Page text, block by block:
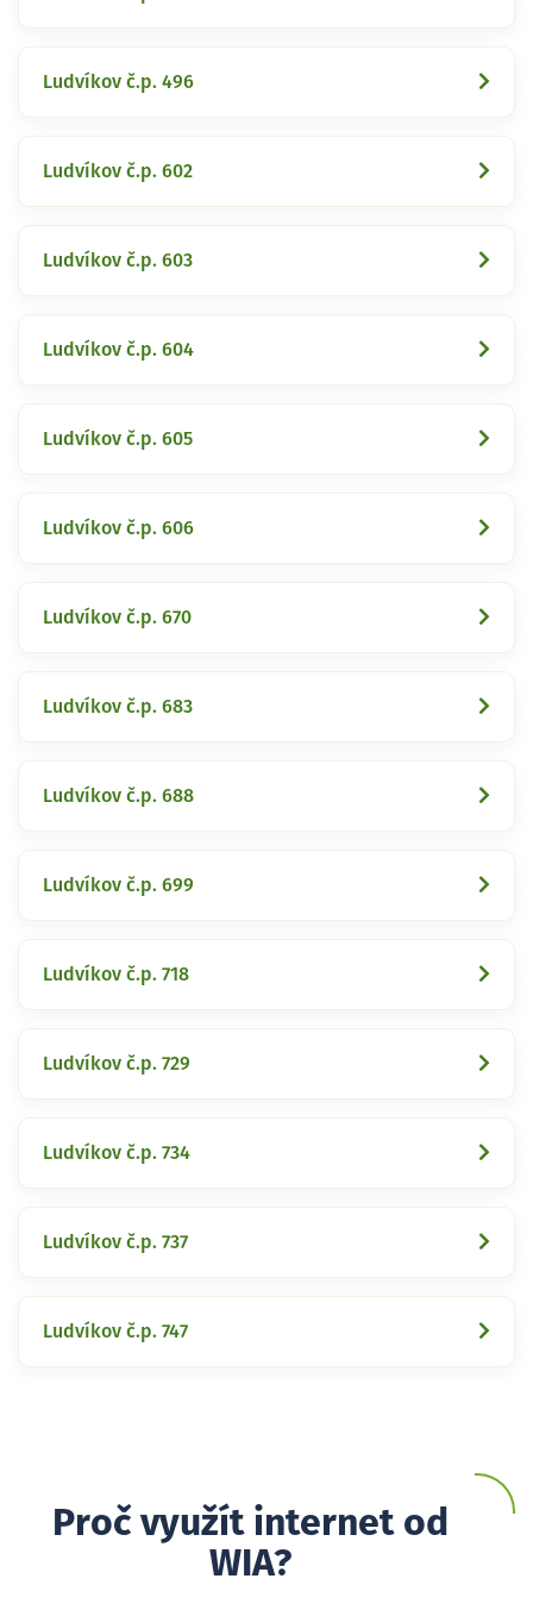
Ludvíkov č.p. 496
Ludvíkov č.p. 602
Ludvíkov č.p. 603
Ludvíkov č.p. 604
Ludvíkov č.p. 605
Ludvíkov č.p. 606
Ludvíkov č.p. 670
Ludvíkov č.p. 683
Ludvíkov č.p. 688
Ludvíkov č.p. 699
Ludvíkov č.p. 718
Ludvíkov č.p. 729
Ludvíkov č.p. 734
Ludvíkov č.p. 737
Ludvíkov č.p. 747
Proč využít internet od
WIA?